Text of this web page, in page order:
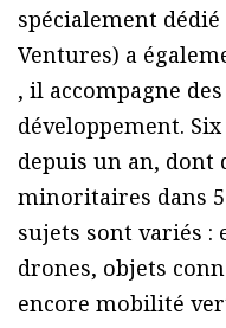
spécialement
Ventures) a
, il accompagne
développement.
depuis un an, dont
minoritaires dans
sujets sont variés :
drones, objets
encore mobilité